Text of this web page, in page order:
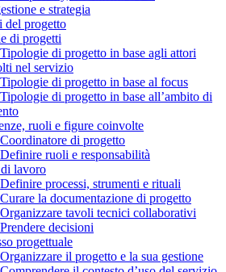
e strategia
del progetto
di progetti
di progetto in base agli attori
nel servizio
di progetto in base al focus
di progetto in base all’ambito di
ruoli e figure coinvolte
di progetto
ruoli e responsabilità
lavoro
processi, strumenti e rituali
la documentazione di progetto
tavoli tecnici collaborativi
decisioni
progettuale
il progetto e la sua gestione